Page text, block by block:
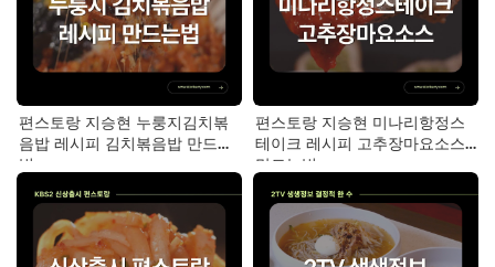
편스토랑 지승현 누룽지김치볶
음밥 레시피 김치볶음밥 만드는
법
편스토랑 지승현 미나리항정스
테이크 레시피 고추장마요소스
만드는법